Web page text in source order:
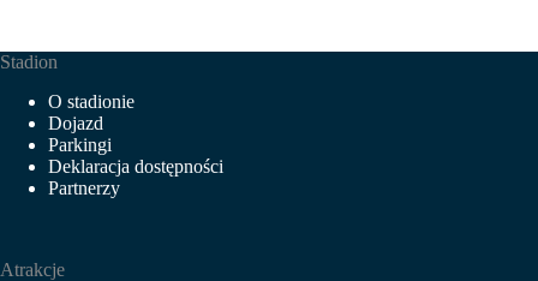
Stadion
O stadionie
Dojazd
Parkingi
Deklaracja dostępności
Partnerzy
Atrakcje